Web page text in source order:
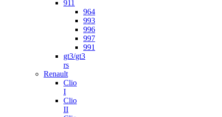
911
964
993
996
997
991
gt3/gt3
rs
Renault
Clio
I
Clio
II